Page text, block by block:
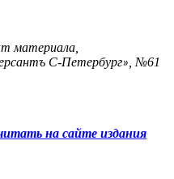
материала,
С-Петербург» , №61
на сайте издания